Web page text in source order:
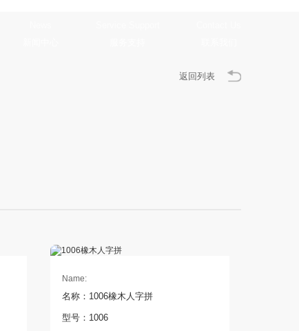
返回列表
Name:
名称：1006橡木人字拼
型号：1006